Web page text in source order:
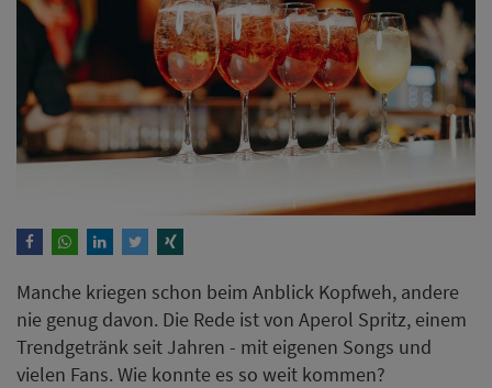
Manche kriegen schon beim Anblick Kopfweh, andere
nie genug davon. Die Rede ist von Aperol Spritz, einem
Trendgetränk seit Jahren - mit eigenen Songs und
vielen Fans. Wie konnte es so weit kommen?